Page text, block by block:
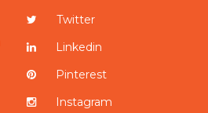
Twitter
Linkedin
Pinterest
Instagram